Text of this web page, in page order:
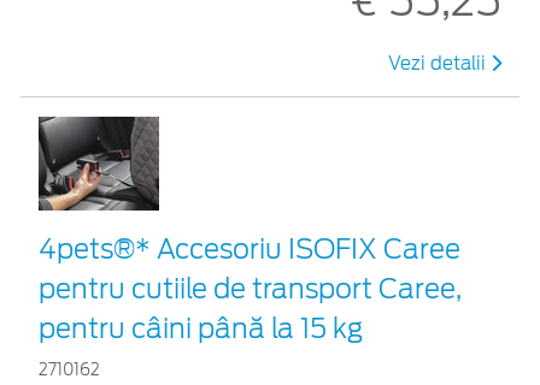
Vezi detalii
4pets®* Accesoriu ISOFIX Caree
pentru cutiile de transport Caree,
pentru câini până la 15 kg
2710162